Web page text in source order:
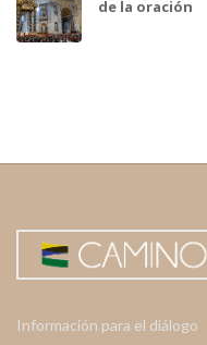
de la oración
Información para el diálogo